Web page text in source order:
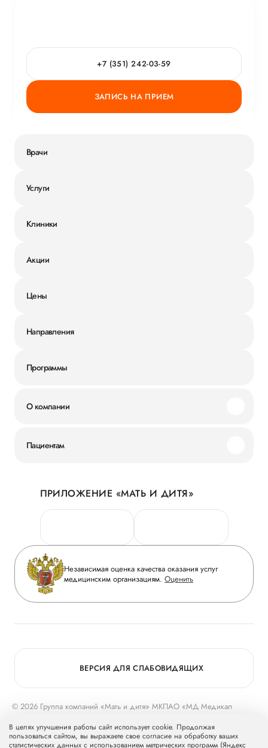
+7 (351) 242-03-59
ЗАПИСЬ НА ПРИЕМ
Врачи
Услуги
Клиники
Акции
Цены
Направления
Программы
О компании
Новости
Руководство
Сотрудничество
Инвесторам
Журнал «Мать и дитя»
Вакансии
Медицинский туризм
Пациентам
Личный кабинет
Персональные данные
Горячая линия качества
Вопрос-ответ
Приложение пациента
Статьи
ПРИЛОЖЕНИЕ «МАТЬ И ДИТЯ»
Независимая оценка качества оказания услуг
медицинским организациям. Оценить
© 2026 Группа компаний «Мать и дитя» МКПАО «МД Медикал
Группу компаний «Мать и дитя».
ВЕРСИЯ ДЛЯ СЛАБОВИДЯЩИХ
В целях улучшения работы сайт использует cookie. Продолжая
пользоваться сайтом, вы выражаете свое согласие на обработку ваших
статистических данных с использованием метрических программ (Яндекс